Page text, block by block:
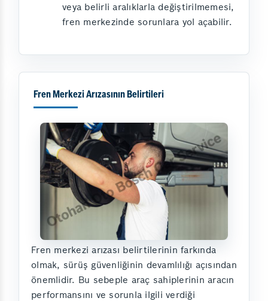
veya belirli aralıklarla değiştirilmemesi,
fren merkezinde sorunlara yol açabilir.
Fren Merkezi Arızasının Belirtileri
Fren merkezi arızası belirtilerinin farkında
olmak, sürüş güvenliğinin devamlılığı açısından
önemlidir. Bu sebeple araç sahiplerinin aracın
performansını ve sorunla ilgili verdiği